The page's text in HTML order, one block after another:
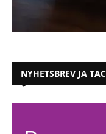
NYHETSBREV JA